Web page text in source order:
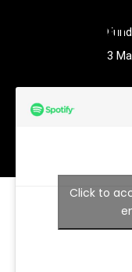
3
all
Click to